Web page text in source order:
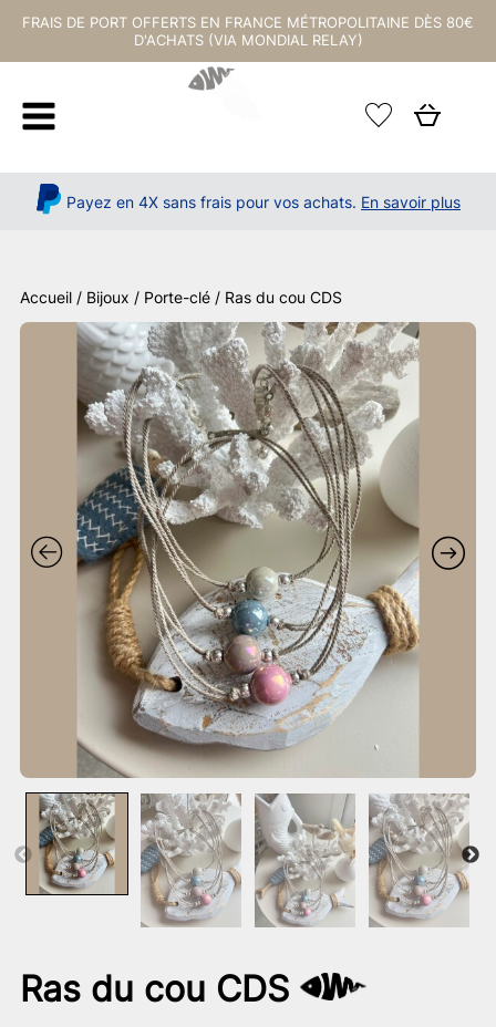
FRAIS DE PORT OFFERTS EN FRANCE MÉTROPOLITAINE DÈS 80€
D'ACHATS (VIA MONDIAL RELAY)
Payez en 4X sans frais pour vos achats. En savoir plus
Accueil / Bijoux / Porte-clé / Ras du cou CDS
Ras du cou CDS